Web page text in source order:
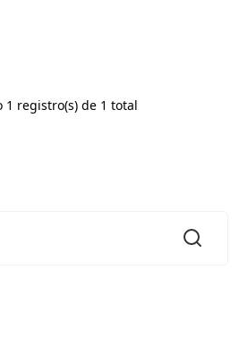
1 registro(s) de 1 total